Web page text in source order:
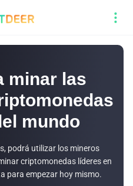
minar las
mundo
podrá utilizar los mineros
criptomonedas líderes en
para empezar hoy mismo.